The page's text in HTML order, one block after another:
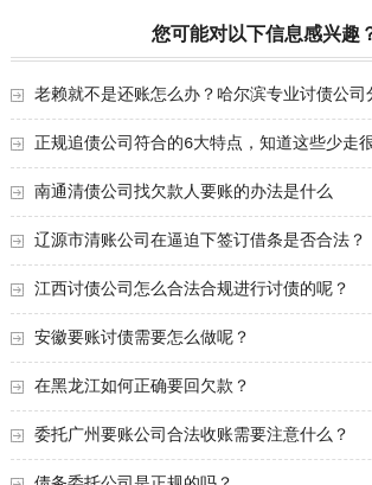
您可能对以下信息感兴趣
老赖就不是还账怎么办？哈尔滨专业讨债公司
25年新技术！
正规追债公司符合的6大特点，知道这些少走
路！
南通清债公司找欠款人要账的办法是什么
辽源市清账公司在逼迫下签订借条是否合法？
江西讨债公司怎么合法合规进行讨债的呢？
安徽要账讨债需要怎么做呢？
在黑龙江如何正确要回欠款？
委托广州要账公司合法收账需要注意什么？